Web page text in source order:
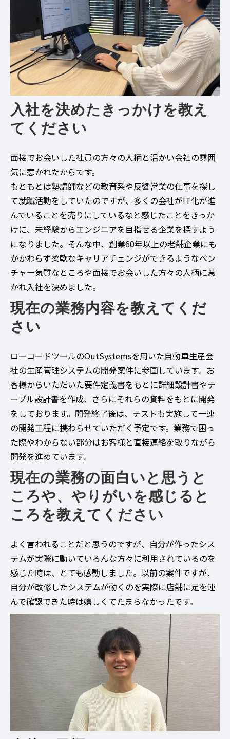
入社を決めたきっかけを教え
てください
面接でお会いした社員の方々の人柄と温かい会社の雰囲
気に惹かれたからです。
もともとは塾講師などの教育系や反響営業の仕事を探し
て就職活動をしていたのですが、多くの会社がIT化が進
んでいることを売りにしているなと感じたことをきっか
けに、未経験からエンジニアを目指せる企業を探すよう
になりました。そんな中、創業60年以上の老舗企業にも
かかわらず柔軟なキャリアチェンジができるようなベン
チャー気質なところや面接でお会いした方々の人柄に惹
かれ入社を決めました。
現在の業務内容を教えてくだ
さい
ローコードツールのOutSystemsを用いた自動車生産会
社の生産管理システムの開発案件に参画しています。お
客様からいただいた要件定義書をもとに詳細設計書やテ
ーブル設計書を作成、さらにそれらの資料をもとに開発
をしております。開発終了後は、テストも実施して一連
の開発工程に携わらせていただく予定です。業務で困っ
た際やわからない部分はお客様と直接連絡を取りながら
開発を進めています。
現在の業務の面白いと思うと
ころや、やりがいを感じると
ころを教えてください
よく言われることだと思うのですが、自分が作ったシス
テムが実際に動いていろんな方々に利用されているのを
感じた時は、とても感動しました。以前の案件ですが、
自分が改修したシステムが動くのを実際に店舗に足を運
んで確認できた時は嬉しくてたまらなかったです。